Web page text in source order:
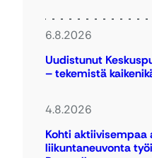
6.8.2026
Uudistunut
– tekemistä
4.8.2026
Kohti aktiivisempaa
liikuntaneuvonta